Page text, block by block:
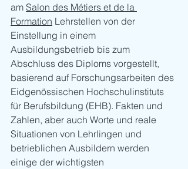
am Salon des Métiers et de la
Formation Lehrstellen von der
Einstellung in einem
Ausbildungsbetrieb bis zum
Abschluss des Diploms vorgestellt,
basierend auf Forschungsarbeiten des
Eidgenössischen Hochschulinstituts
für Berufsbildung (EHB). Fakten und
Zahlen, aber auch Worte und reale
Situationen von Lehrlingen und
betrieblichen Ausbildern werden
einige der wichtigsten